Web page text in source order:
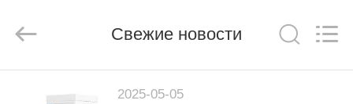
Co.,Ltd.
Свежие новости
2025-05-05